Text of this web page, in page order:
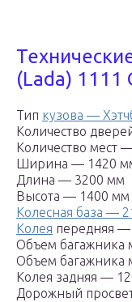
(Lada) 1111
Тип кузова —
Количество
Количество мест
Ширина — 1420
Длина — 3200 мм
Высота — 1400 мм
Колесная база —
Колея передняя
Объем
Объем багажника
Колея задняя —
Дорожный